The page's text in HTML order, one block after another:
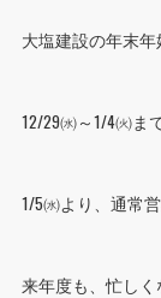
大塩建設の年末
12/29㈬～1/4㈫ま
1/5㈬より、通常
来年度も、忙しく